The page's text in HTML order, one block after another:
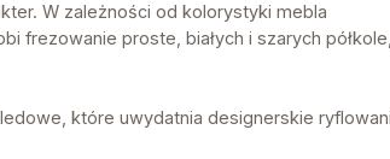
W zależności od kolorystyki mebla
frezowanie proste, białych i szarych
które uwydatnia designerskie